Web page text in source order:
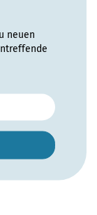
neuen